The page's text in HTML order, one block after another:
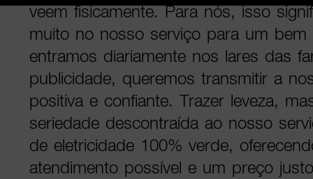
veem fisicamente. Para nós, isso
muito no nosso serviço para um bem
entramos diariamente nos lares das
publicidade, queremos transmitir a
positiva e confiante. Trazer leveza,
seriedade descontraída ao nosso
de eletricidade 100% verde,
atendimento possível e um preço